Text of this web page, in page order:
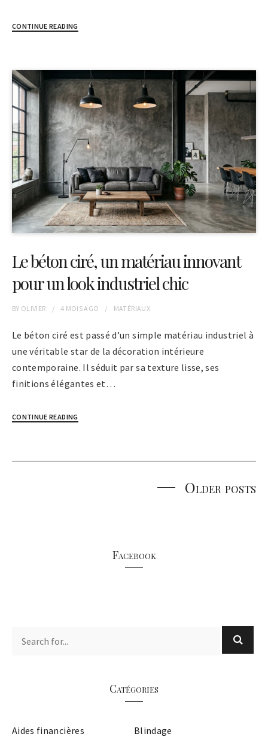
CONTINUE READING
Le béton ciré, un matériau innovant
pour un look industriel chic
BY OLIVIER 4 MOISAGO MATÉRIAUX
Le béton ciré est passé d’un simple matériau industriel à
une véritable star de la décoration intérieure
contemporaine. Il séduit par sa texture lisse, ses
finitions élégantes et…
CONTINUE READING
Older posts
Facebook
Catégories
Aides financières
Blindage